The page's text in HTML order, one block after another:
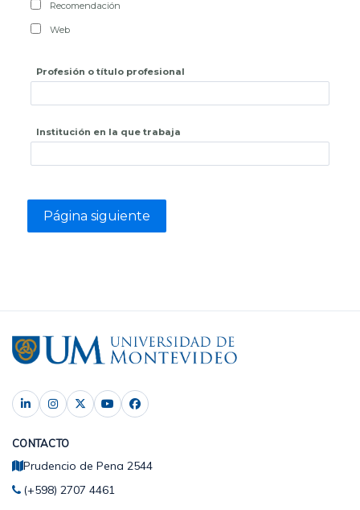
Recomendación
Web
Profesión o título profesional
Institución en la que trabaja
CONTACTO
Prudencio de Pena 2544
(+598) 2707 4461